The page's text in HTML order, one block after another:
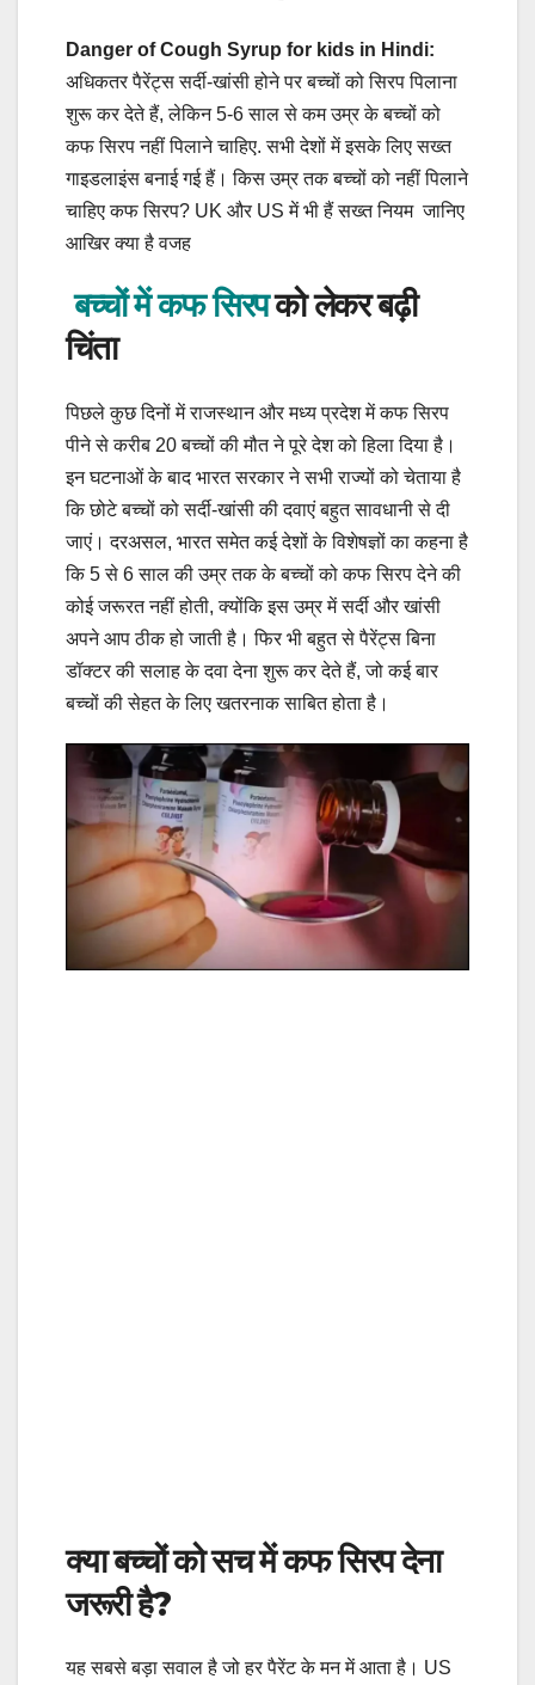
Danger of Cough Syrup for kids in Hindi:
अधिकतर पैरेंट्स सर्दी-खांसी होने पर बच्चों को सिरप पिलाना
शुरू कर देते हैं, लेकिन 5-6 साल से कम उम्र के बच्चों को
कफ सिरप नहीं पिलाने चाहिए. सभी देशों में इसके लिए सख्त
गाइडलाइंस बनाई गई हैं। किस उम्र तक बच्चों को नहीं पिलाने
चाहिए कफ सिरप? UK और US में भी हैं सख्त नियम जानिए
आखिर क्या है वजह
बच्चों में कफ सिरपको लेकर बढ़ी
चिंता
पिछले कुछ दिनों में राजस्थान और मध्य प्रदेश में कफ सिरप
पीने से करीब 20 बच्चों की मौत ने पूरे देश को हिला दिया है।
इन घटनाओं के बाद भारत सरकार ने सभी राज्यों को चेताया है
कि छोटे बच्चों को सर्दी-खांसी की दवाएं बहुत सावधानी से दी
जाएं। दरअसल, भारत समेत कई देशों के विशेषज्ञों का कहना है
कि 5 से 6 साल की उम्र तक के बच्चों को कफ सिरप देने की
कोई जरूरत नहीं होती, क्योंकि इस उम्र में सर्दी और खांसी
अपने आप ठीक हो जाती है। फिर भी बहुत से पैरेंट्स बिना
डॉक्टर की सलाह के दवा देना शुरू कर देते हैं, जो कई बार
बच्चों की सेहत के लिए खतरनाक साबित होता है।
क्या बच्चों को सच में कफ सिरप देना
जरूरी है?
यह सबसे बड़ा सवाल है जो हर पैरेंट के मन में आता है। US